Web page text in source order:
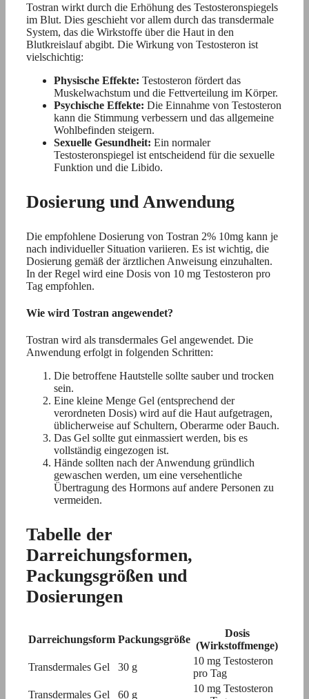
Tostran wirkt durch die Erhöhung des Testosteronspiegels
im Blut. Dies geschieht vor allem durch das transdermale
System, das die Wirkstoffe über die Haut in den
Blutkreislauf abgibt. Die Wirkung von Testosteron ist
vielschichtig:
Physische Effekte: Testosteron fördert das
Muskelwachstum und die Fettverteilung im Körper.
Psychische Effekte: Die Einnahme von Testosteron
kann die Stimmung verbessern und das allgemeine
Wohlbefinden steigern.
Sexuelle Gesundheit: Ein normaler
Testosteronspiegel ist entscheidend für die sexuelle
Funktion und die Libido.
Dosierung und Anwendung
Die empfohlene Dosierung von Tostran 2% 10mg kann je
nach individueller Situation variieren. Es ist wichtig, die
Dosierung gemäß der ärztlichen Anweisung einzuhalten.
In der Regel wird eine Dosis von 10 mg Testosteron pro
Tag empfohlen.
Wie wird Tostran angewendet?
Tostran wird als transdermales Gel angewendet. Die
Anwendung erfolgt in folgenden Schritten:
Die betroffene Hautstelle sollte sauber und trocken
sein.
Eine kleine Menge Gel (entsprechend der
verordneten Dosis) wird auf die Haut aufgetragen,
üblicherweise auf Schultern, Oberarme oder Bauch.
Das Gel sollte gut einmassiert werden, bis es
vollständig eingezogen ist.
Hände sollten nach der Anwendung gründlich
gewaschen werden, um eine versehentliche
Übertragung des Hormons auf andere Personen zu
vermeiden.
Tabelle der
Darreichungsformen,
Packungsgrößen und
Dosierungen
Darreichungsform Packungsgröße
Dosis
(Wirkstoffmenge)
Transdermales Gel
30 g
10 mg Testosteron
pro Tag
Transdermales Gel
60 g
10 mg Testosteron